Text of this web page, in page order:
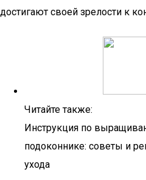
достигают своей зрелости к
Читайте также:
Инструкция по
подоконнике: советы и
ухода